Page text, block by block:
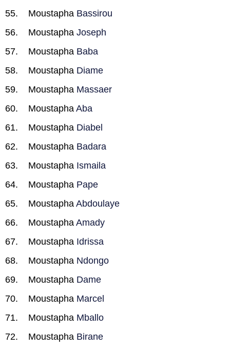
Moustapha Bassirou
Moustapha Joseph
Moustapha Baba
Moustapha Diame
Moustapha Massaer
Moustapha Aba
Moustapha Diabel
Moustapha Badara
Moustapha Ismaila
Moustapha Pape
Moustapha Abdoulaye
Moustapha Amady
Moustapha Idrissa
Moustapha Ndongo
Moustapha Dame
Moustapha Marcel
Moustapha Mballo
Moustapha Birane